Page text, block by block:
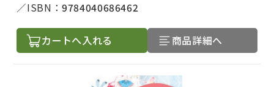
ISBN：9784040686462
カートへ入れる 商品詳細へ